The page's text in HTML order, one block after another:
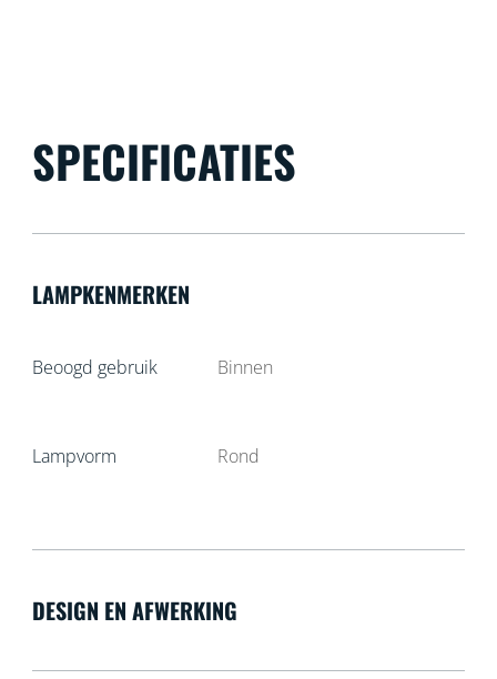
SPECIFICATIES
LAMPKENMERKEN
Beoogd gebruik Binnen
Lampvorm Rond
DESIGN EN AFWERKING